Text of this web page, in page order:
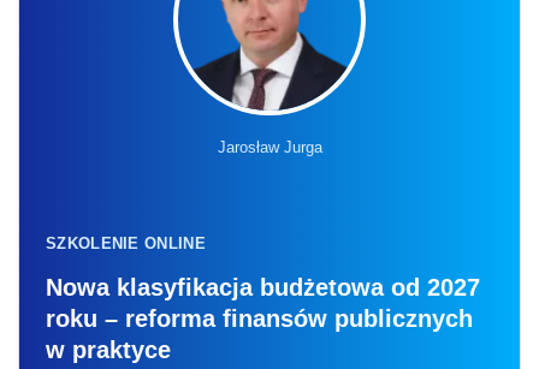
Jarosław Jurga
SZKOLENIE ONLINE
Nowa klasyfikacja budżetowa od 2027
roku – reforma finansów publicznych
w praktyce